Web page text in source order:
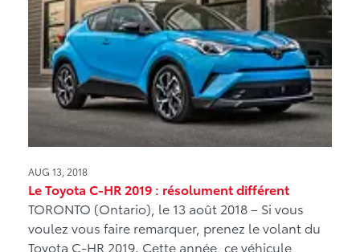
AUG 13, 2018
Le Toyota C-HR 2019 : résolument différent
TORONTO (Ontario), le 13 août 2018 – Si vous
voulez vous faire remarquer, prenez le volant du
Toyota C-HR 2019. Cette année, ce véhicule